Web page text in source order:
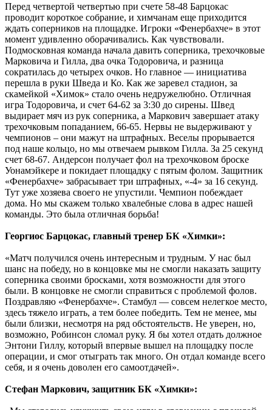
Перед четвертой четвертью при счете 58-48 Барцокас
проводит короткое собрание, и химчанам еще приходится
ждать соперников на площадке. Игроки «Фенербахче» в этот
момент удивленно оборачивались. Как чувствовали.
Подмосковная команда начала давить соперника, трехочковые
Марковича и Гилла, два очка Тодоровича, и разница
сократилась до четырех очков. Но главное — инициатива
перешла в руки Шведа и Ко. Как же заревел стадион, за
скамейкой «Химок» стало очень недружелюбно. Отличная
игра Тодоровича, и счет 64-62 за 3:30 до сирены. Швед
выдирает мяч из рук соперника, а Маркович завершает атаку
трехочковым попаданием, 66-65. Нервы не выдерживают у
чемпионов – они мажут на штрафных. Веселы прорывается
под наше кольцо, но мы отвечаем рывком Гилла. За 25 секунд
счет 68-67. Андерсон получает фол на трехочковом броске
Уонамэйкере и покидает площадку с пятым фолом. Защитник
«Фенербахче» забрасывает три штрафных, «-4» за 16 секунд.
Тут уже хозяева своего не упустили. Чемпион побеждает
дома. Но мы скажем только хвалебные слова в адрес нашей
команды. Это была отличная борьба!
Георгиос Барцокас, главный тренер БК «Химки»:
«Матч получился очень интересным и трудным. У нас был
шанс на победу, но в концовке мы не смогли наказать защиту
соперника своими бросками, хотя возможности для этого
были. В концовке не смогли справиться с проблемой фолов.
Поздравляю «Фенербахче». Стамбул — совсем нелегкое место,
здесь тяжело играть, а тем более победить. Тем не менее, мы
были близки, несмотря на ряд обстоятельств. Не уверен, но,
возможно, Робинсон сломал руку. Я бы хотел отдать должное
Энтони Гиллу, который впервые вышел на площадку после
операции, и смог отыграть так много. Он отдал команде всего
себя, и я очень доволен его самоотдачей».
Стефан Маркович, защитник БК «Химки»: